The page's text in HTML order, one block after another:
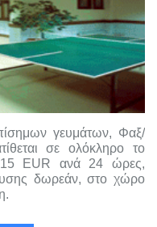
γευμάτων, Φαξ/
σε ολόκληρο το
15 EUR ανά 24 ώρες,
δωρεάν, στο χώρο